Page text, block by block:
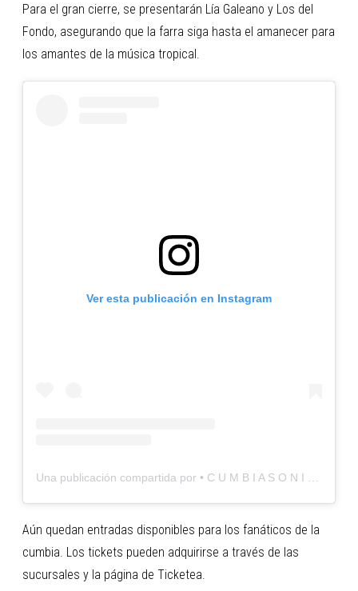
Para el gran cierre, se presentarán Lía Galeano y Los del
Fondo, asegurando que la farra siga hasta el amanecer para
los amantes de la música tropical.
Ver esta publicación en Instagram
Aún quedan entradas disponibles para los fanáticos de la
cumbia. Los tickets pueden adquirirse a través de las
sucursales y la página de Ticketea.